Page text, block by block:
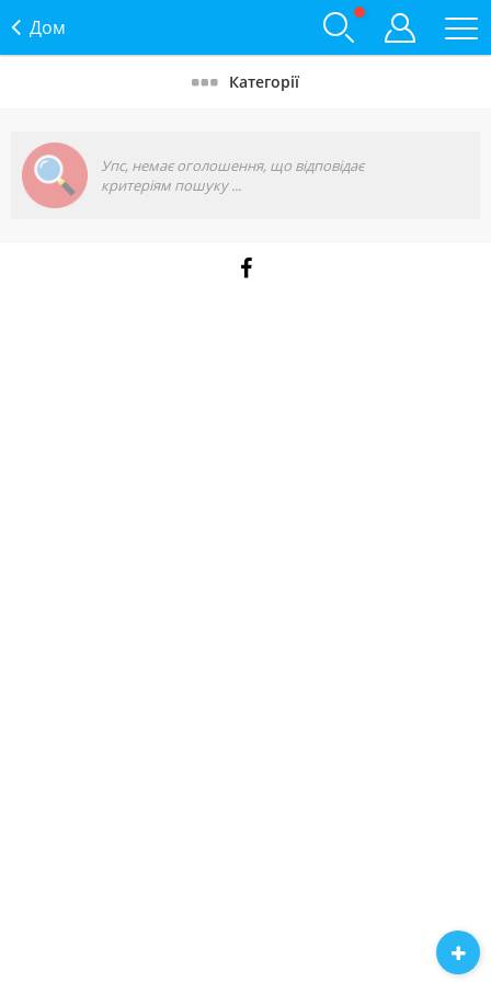
Дом
Категорії
Упс, немає оголошення, що відповідає
критеріям пошуку ...